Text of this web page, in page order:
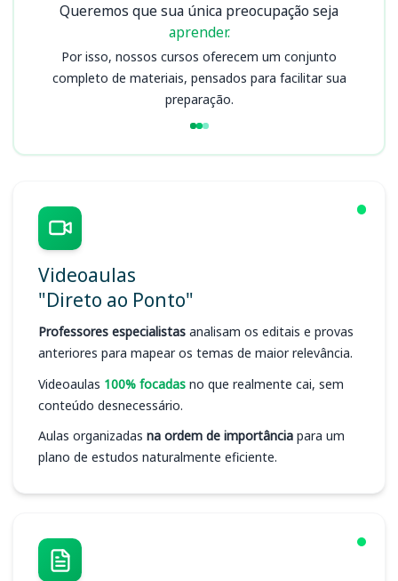
Queremos que sua única preocupação seja
aprender.
Por isso, nossos cursos oferecem um conjunto
completo de materiais, pensados para facilitar sua
preparação.
Videoaulas
"Direto ao Ponto"
Professores especialistas analisam os editais e provas
anteriores para mapear os temas de maior relevância.
Videoaulas 100% focadas no que realmente cai, sem
conteúdo desnecessário.
Aulas organizadas na ordem de importância para um
plano de estudos naturalmente eficiente.